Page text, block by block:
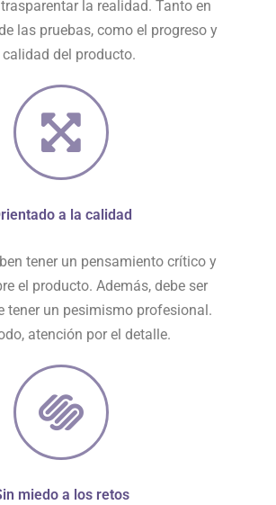
la realidad. Tanto en
las pruebas, como el progreso y
calidad del producto.
a la calidad
tener un pensamiento crítico y
el producto. Además, debe ser
tener un pesimismo profesional.
atención por el detalle.
miedo a los retos